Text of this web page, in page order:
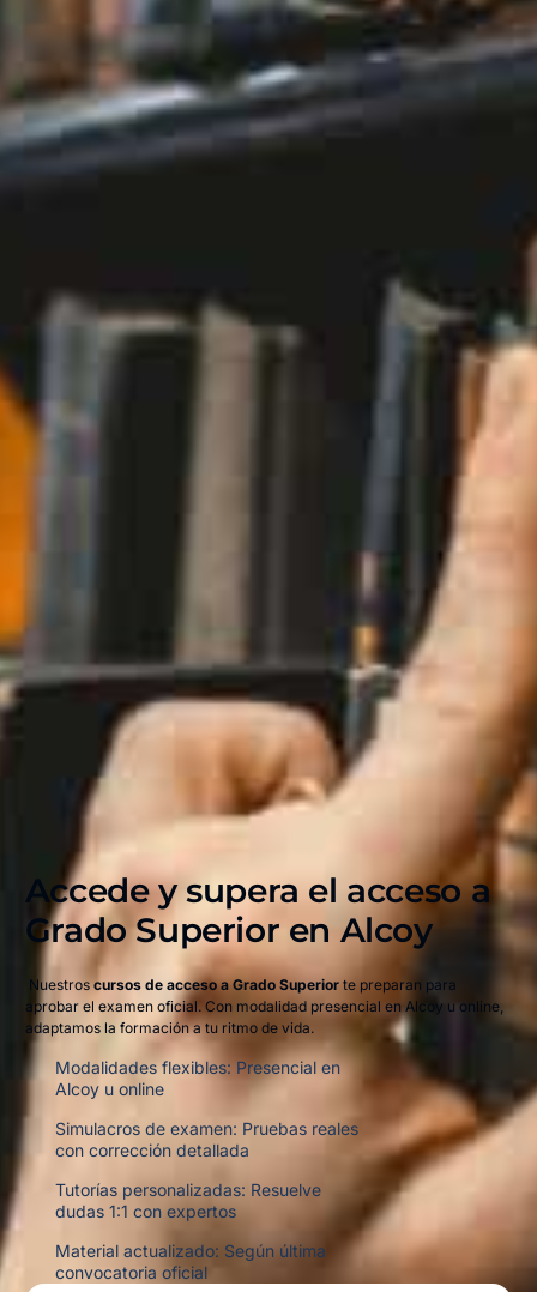
Accede y supera el acceso a
Grado Superior en Alcoy​
Nuestroscursos de acceso a Grado Superiorte preparan para
aprobar el examen oficial. Con modalidad presencial en Alcoy u online,
adaptamos la formación a tu ritmo de vida.
Modalidades flexibles: Presencial en
Alcoy u online
Simulacros de examen: Pruebas reales
con corrección detallada
Tutorías personalizadas: Resuelve
dudas 1:1 con expertos
Material actualizado: Según última
convocatoria oficial